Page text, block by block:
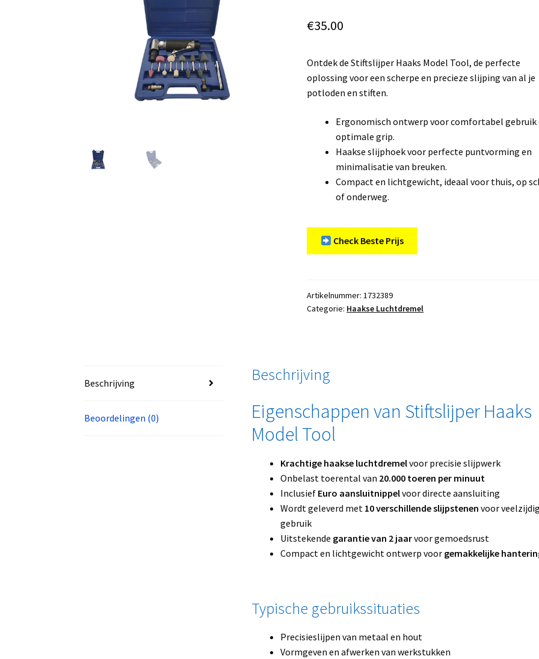
€35.00
Ontdek de Stiftslijper Haaks Model Tool, de perfecte
oplossing voor een scherpe en precieze slijping van al je
potloden en stiften.
Ergonomisch ontwerp voor comfortabel gebruik
optimale grip.
Haakse slijphoek voor perfecte puntvorming en
minimalisatie van breuken.
Compact en lichtgewicht, ideaal voor thuis, op
of onderweg.
Check Beste Prijs
Artikelnummer:1732389
Categorie: Haakse Luchtdremel
Beschrijving
Beoordelingen (0)
Beschrijving
Eigenschappen van Stiftslijper Haaks
Model Tool
Krachtige haakse luchtdremelvoor precisie slijpwerk
Onbelast toerental van 20.000 toeren per minuut
Inclusief Euro aansluitnippelvoor directe aansluiting
Wordt geleverd met 10 verschillende slijpstenen voor
gebruik
Uitstekende garantie van 2 jaarvoor gemoedsrust
Compact en lichtgewicht ontwerp voor gemakkelijke
Typische gebruikssituaties
Precisieslijpen van metaal en hout
Vormgeven en afwerken van werkstukken